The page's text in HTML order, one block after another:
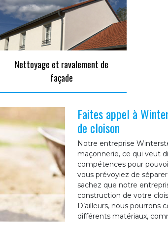
Nettoyage et ravalement de
façade
Faites appel à
de cloison
Notre entreprise
maçonnerie, ce qui veut
compétences pour
vous prévoyiez de
sachez que notre
construction de votre
D’ailleurs, nous pourrons
différents matériaux,